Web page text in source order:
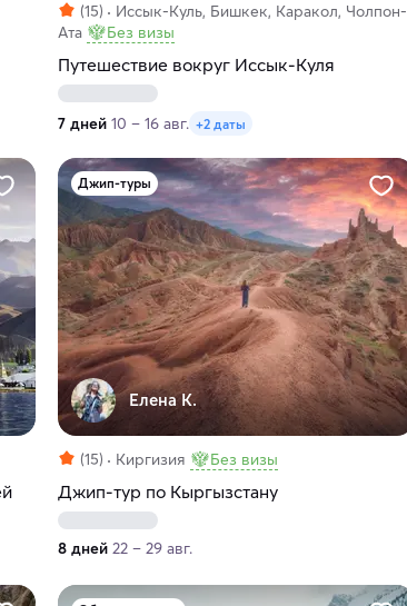
(15)
Иссык-Куль, Бишкек, Каракол, Чолпон-
Ата
Без визы
Путешествие вокруг Иссык-Куля
7 дней 10 – 16 авг. +2 даты
Джип-туры
Елена К.
(15) Киргизия Без визы
Джип-тур по Кыргызстану
8 дней 22 – 29 авг.